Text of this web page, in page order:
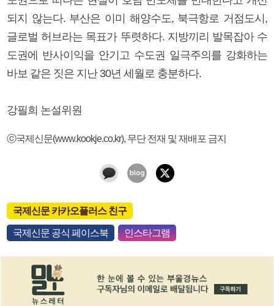
되지 않는다. 부산은 이미 해양수도, 북극항로 거점도시,
글로벌 허브라는 목표가 뚜렷하다. 지방끼리 발목잡아 수
도권에 반사이익을 안기고 수도권 일극주의를 강화하는
바보 같은 짓은 지난 30년 세월로 충분하다.
강필희 논설위원
ⓒ국제신문(www.kookje.co.kr), 무단 전재 및 재배포 금지
국제신문 카카오플러스 친구
국제신문 공식 페이스북 인스타그램